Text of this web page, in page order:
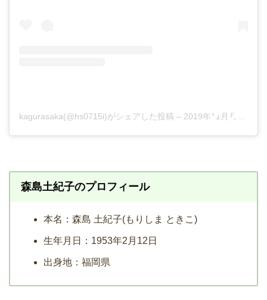
kagurasaka(@hs0715i)がシェアした投稿 – 2019年11月月4日午後7時33分PST
森島土紀子のプロフィール
本名：森島 土紀子(もりしま ときこ)
生年月日：1953年2月12日
出身地：福岡県